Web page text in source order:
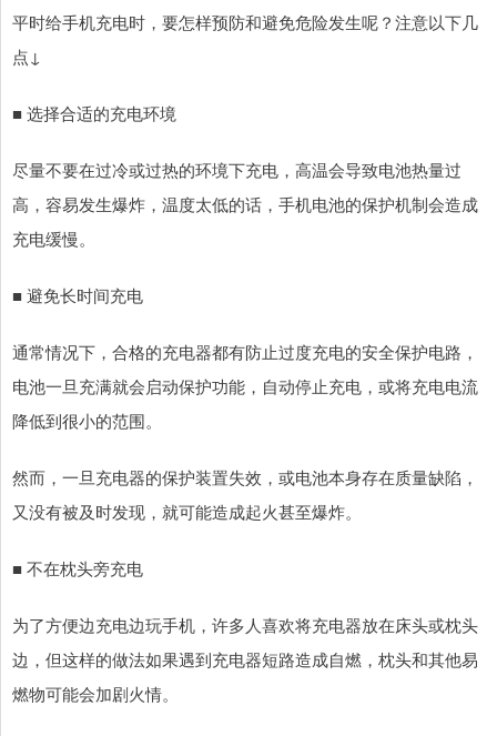
平时给手机充电时，要怎样预防和避免危险发生呢？注意以下几
点↓
■ 选择合适的充电环境
尽量不要在过冷或过热的环境下充电，高温会导致电池热量过
高，容易发生爆炸，温度太低的话，手机电池的保护机制会造成
充电缓慢。
■ 避免长时间充电
通常情况下，合格的充电器都有防止过度充电的安全保护电路，
电池一旦充满就会启动保护功能，自动停止充电，或将充电电流
降低到很小的范围。
然而，一旦充电器的保护装置失效，或电池本身存在质量缺陷，
又没有被及时发现，就可能造成起火甚至爆炸。
■ 不在枕头旁充电
为了方便边充电边玩手机，许多人喜欢将充电器放在床头或枕头
边，但这样的做法如果遇到充电器短路造成自燃，枕头和其他易
燃物可能会加剧火情。